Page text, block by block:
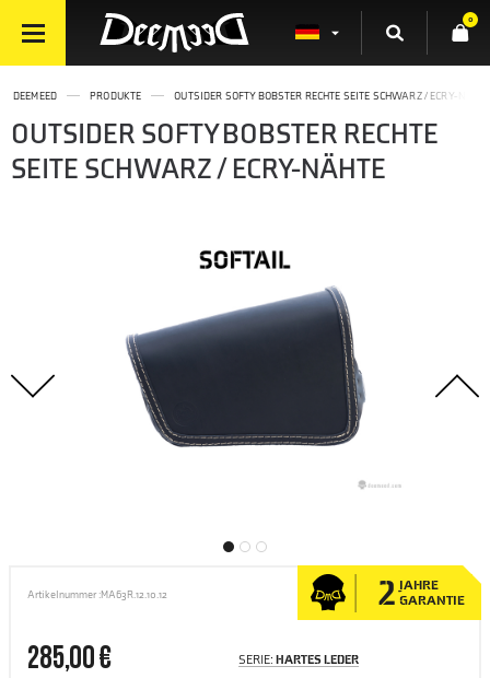
0
DEEMEED PRODUKTE OUTSIDER SOFTY BOBSTER RECHTE SEITE SCHWARZ / ECRY-
OUTSIDER SOFTY BOBSTER RECHTE
SEITE SCHWARZ / ECRY-NÄHTE
Artikelnummer :MA63R.12.10.12 2 JAHRE
GARANTIE
285,00 € SERIE: HARTES LEDER